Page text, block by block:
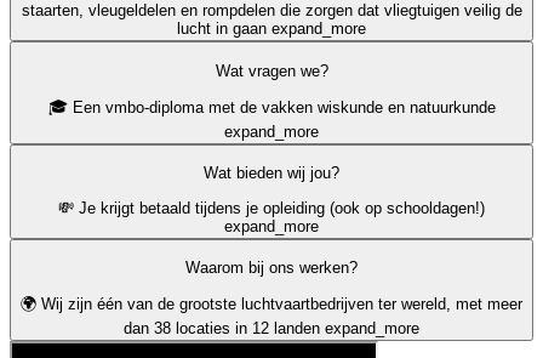
staarten, vleugeldelen en rompdelen die zorgen dat vliegtuigen veilig de
lucht in gaan expand_more
Wat vragen we?
🎓 Een vmbo-diploma met de vakken wiskunde en natuurkunde
expand_more
Wat bieden wij jou?
💸 Je krijgt betaald tijdens je opleiding (ook op schooldagen!)
expand_more
Waarom bij ons werken?
🌍 Wij zijn één van de grootste luchtvaartbedrijven ter wereld, met meer
dan 38 locaties in 12 landen expand_more